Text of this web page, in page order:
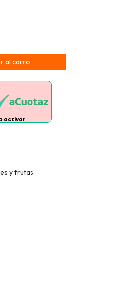
al carro
activar
y frutas